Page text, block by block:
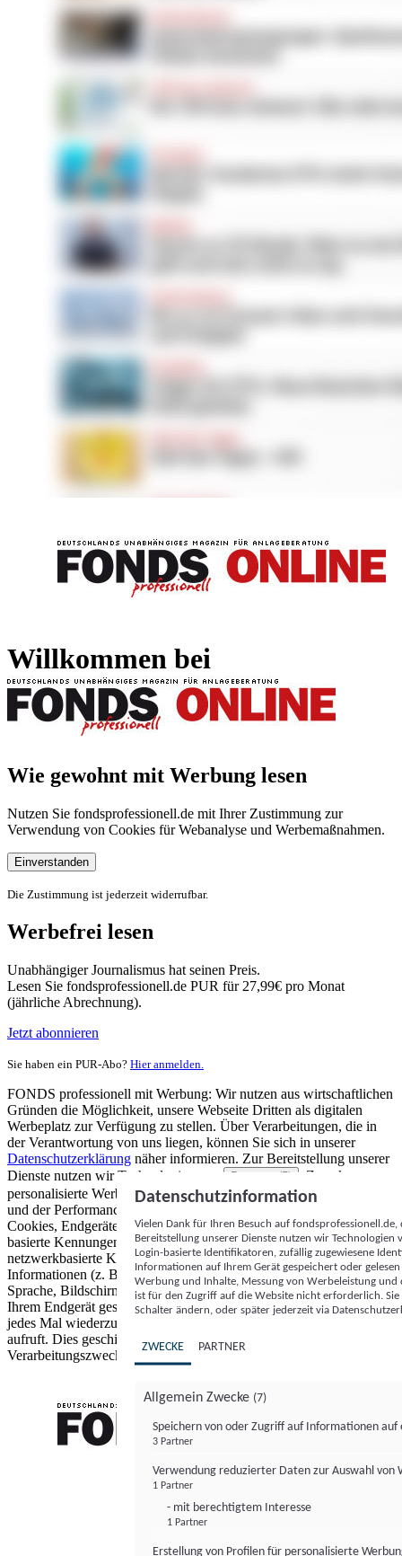
Willkommen bei
Wie gewohnt mit Werbung lesen
Nutzen Sie fondsprofessionell.de mit Ihrer Zustimmung zur
Verwendung von Cookies für Webanalyse und Werbemaßnahmen.
Einverstanden
Die Zustimmung ist jederzeit widerrufbar.
Werbefrei lesen
Unabhängiger Journalismus hat seinen Preis.
Lesen Sie fondsprofessionell.de PUR für 27,99€ pro Monat
(jährliche Abrechnung).
Jetzt abonnieren
Sie haben ein PUR-Abo? Hier anmelden.
FONDS professionell mit Werbung: Wir nutzen aus wirtschaftlichen
Gründen die Möglichkeit, unsere Webseite Dritten als digitalen
Werbeplatz zur Verfügung zu stellen. Über Verarbeitungen, die in
der Verantwortung von uns liegen, können Sie sich in unserer
Datenschutzerklärung näher informieren. Zur Bereitstellung unserer
Dienste nutzen wir Technologien von
Partnern (5)
. Zwecke:
personalisierte Werbung und Inhalte, Messung von Werbeleistung
und der Performance von Inhalten sowie Zielgruppenforschung.
Cookies, Endgeräte- oder ähnliche Online-Kennungen (z. B. login-
basierte Kennungen, zufällig generierte Kennungen,
netzwerkbasierte Kennungen) können zusammen mit anderen
Informationen (z. B. Browsertyp und Browserinformationen,
Sprache, Bildschirmgröße, unterstützte Technologien usw.) auf
Ihrem Endgerät gespeichert oder von dort ausgelesen werden, um es
jedes Mal wiederzuerkennen, wenn es eine App oder einer Webseite
aufruft. Dies geschieht für einen oder mehrere der hier aufgeführten
Verarbeitungszwecke.
Datenschutzinformation
Vielen Dank für Ihren Besuch auf
Bereitstellung unserer Dienste nutzen wir Technologien
Login-basierte Identifikatoren, zufällig zugewiesene
Informationen auf Ihrem Gerät gespeichert oder
Werbung und Inhalte, Messung von Werbeleistung
ist für den Zugriff auf die Website nicht erforderlich.
Schalter ändern, oder später jederzeit via
ZWECKE PARTNER
Allgemein Zwecke (7)
Speichern von oder Zugriff auf Informationen auf
3 Partner
Verwendung reduzierter Daten zur Auswahl von
1 Partner
- mit berechtigtem Interesse
1 Partner
Erstellung von Profilen für personalisierte
FONDS professionell